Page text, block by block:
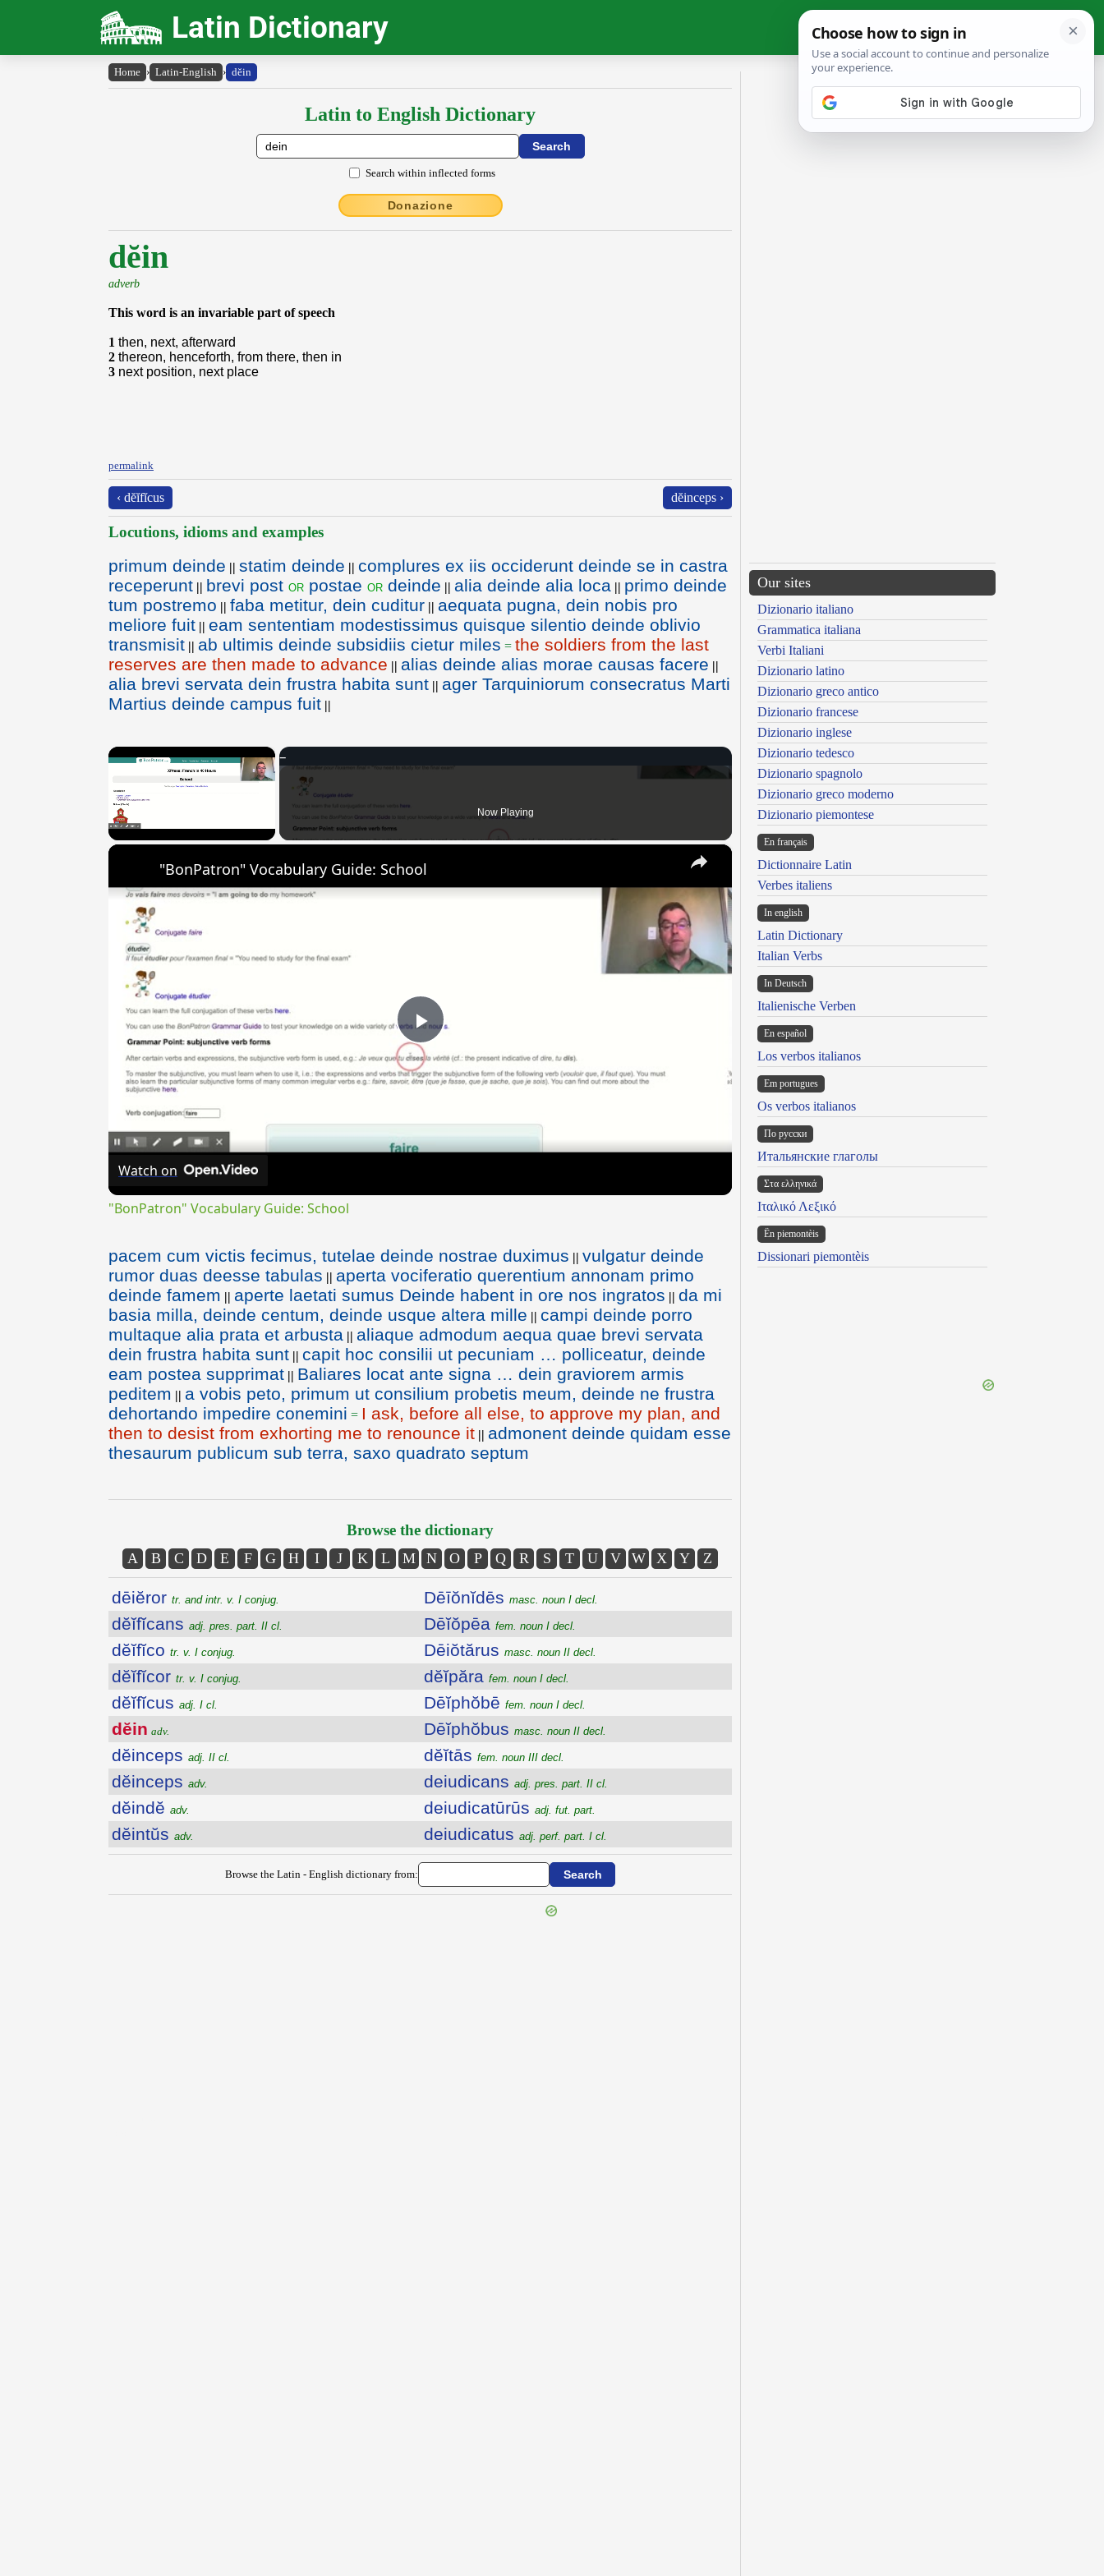
Latin Dictionary
Home › Latin-English › dĕin
Latin to English Dictionary
Search within inflected forms
Donazione
dĕin
adverb
This word is an invariable part of speech
1 then, next, afterward
2 thereon, henceforth, from there, then in
3 next position, next place
permalink
‹ dĕĭfĭcus dĕinceps ›
Locutions, idioms and examples
primum deinde || statim deinde || complures ex iis occiderunt deinde se in castra
receperunt || brevi post or postae or deinde || alia deinde alia loca || primo deinde
tum postremo || faba metitur, dein cuditur || aequata pugna, dein nobis pro
meliore fuit || eam sententiam modestissimus quisque silentio deinde oblivio
transmisit || ab ultimis deinde subsidiis cietur miles = the soldiers from the last
reserves are then made to advance || alias deinde alias morae causas facere ||
alia brevi servata dein frustra habita sunt || ager Tarquiniorum consecratus Marti
Martius deinde campus fuit ||
×
Now Playing
×
Play
Video
"BonPatron" Vocabulary Guide: School
Watch on
"BonPatron" Vocabulary Guide: School
pacem cum victis fecimus, tutelae deinde nostrae duximus || vulgatur deinde
rumor duas deesse tabulas || aperta vociferatio querentium annonam primo
deinde famem || aperte laetati sumus Deinde habent in ore nos ingratos || da mi
basia milla, deinde centum, deinde usque altera mille || campi deinde porro
multaque alia prata et arbusta || aliaque admodum aequa quae brevi servata
dein frustra habita sunt || capit hoc consilii ut pecuniam … polliceatur, deinde
eam postea supprimat || Baliares locat ante signa … dein graviorem armis
peditem || a vobis peto, primum ut consilium probetis meum, deinde ne frustra
dehortando impedire conemini = I ask, before all else, to approve my plan, and
then to desist from exhorting me to renounce it || admonent deinde quidam esse
thesaurum publicum sub terra, saxo quadrato septum
Browse the dictionary
A B C D E F G H I J K L M N O P Q R S T U V W X Y Z
dēiĕror tr. and intr. v. I conjug.
dĕĭfĭcans adj. pres. part. II cl.
dĕĭfĭco tr. v. I conjug.
dĕĭfĭcor tr. v. I conjug.
dĕĭfĭcus adj. I cl.
dĕin adv.
dĕinceps adj. II cl.
dĕinceps adv.
dĕindĕ adv.
dĕintŭs adv.
Dēīŏnĭdēs masc. noun I decl.
Dēĭŏpēa fem. noun I decl.
Dēiŏtărus masc. noun II decl.
dĕĭpăra fem. noun I decl.
Dēĭphŏbē fem. noun I decl.
Dēĭphŏbus masc. noun II decl.
dĕĭtās fem. noun III decl.
deiudicans adj. pres. part. II cl.
deiudicatūrūs adj. fut. part.
deiudicatus adj. perf. part. I cl.
Browse the Latin - English dictionary from:
Our sites
Dizionario italiano
Grammatica italiana
Verbi Italiani
Dizionario latino
Dizionario greco antico
Dizionario francese
Dizionario inglese
Dizionario tedesco
Dizionario spagnolo
Dizionario greco moderno
Dizionario piemontese
En français
Dictionnaire Latin
Verbes italiens
In english
Latin Dictionary
Italian Verbs
In Deutsch
Italienische Verben
En español
Los verbos italianos
Em portugues
Os verbos italianos
По русски
Итальянские глаголы
Στα ελληνικά
Ιταλικό Λεξικό
Ën piemontèis
Dissionari piemontèis